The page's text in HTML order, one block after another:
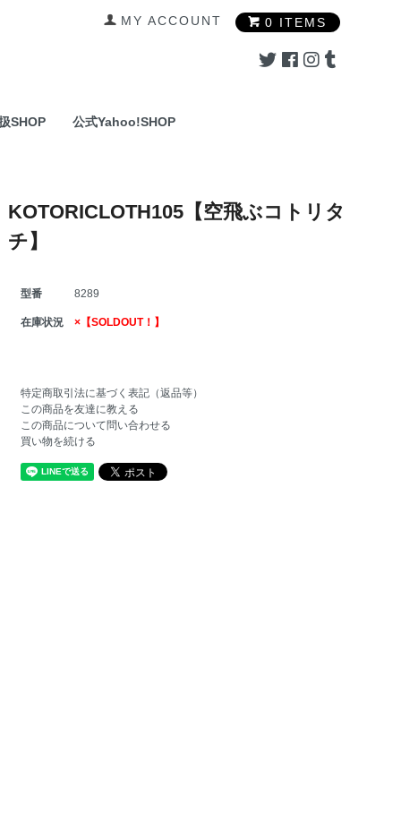
MY ACCOUNT 0 ITEMS
SHOP 公式Yahoo!SHOP
KOTORICLOTH105【空飛ぶコトリタ
チ】
型番 8289
在庫状況 ×【SOLDOUT！】
特定商取引法に基づく表記（返品等）
この商品を友達に教える
この商品について問い合わせる
買い物を続ける